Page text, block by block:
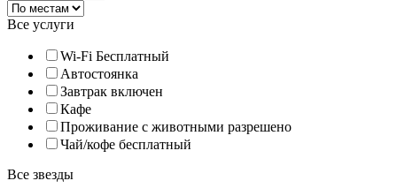
Все услуги
Wi-Fi Бесплатный
Автостоянка
Завтрак включен
Кафе
Проживание с животными разрешено
Чай/кофе бесплатный
Все звезды